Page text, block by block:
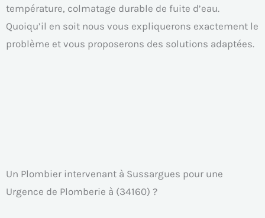
température, colmatage durable de fuite d’eau.
Quoiqu’il en soit nous vous expliquerons exactement le
problème et vous proposerons des solutions adaptées.
Un Plombier intervenant à Sussargues pour une
Urgence de Plomberie à (34160) ?